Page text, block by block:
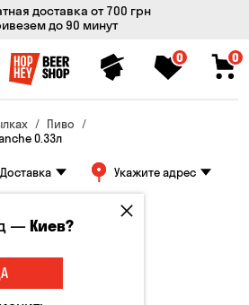
доставка от 700 грн
до 90 минут
0 0
Пиво
0.33л
Доставка Укажите адрес
—Киев?